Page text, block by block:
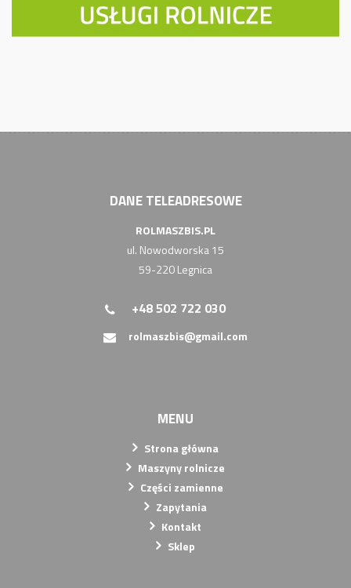
DANE TELEADRESOWE
ROLMASZBIS.PL
ul. Nowodworska 15
59-220 Legnica
+48 502 722 030
rolmaszbis@gmail.com
MENU
Strona główna
Maszyny rolnicze
Części zamienne
Zapytania
Kontakt
Sklep